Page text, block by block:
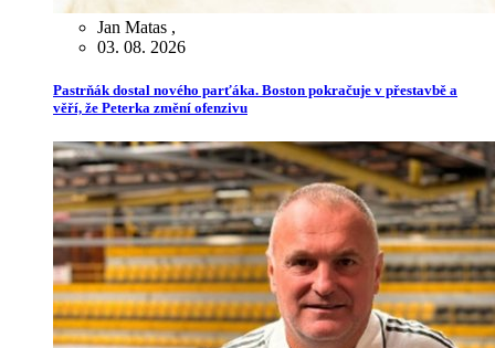
Jan Matas ,
03. 08. 2026
Pastrňák dostal nového parťáka. Boston pokračuje v přestavbě a
věří, že Peterka změní ofenzivu